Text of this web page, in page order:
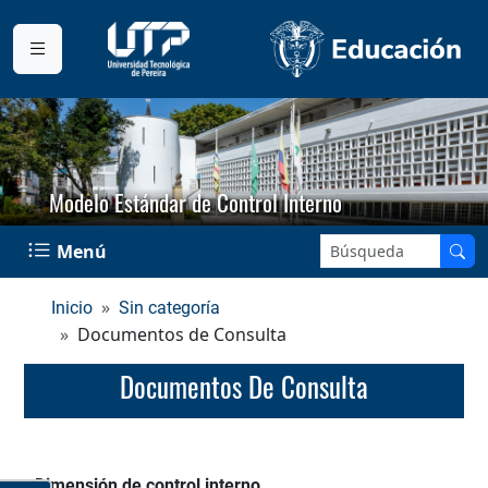
Modelo Estándar de Control Interno
Menú Buscar en el sitio:
Inicio Sin categoría
Documentos de Consulta
Documentos De Consulta